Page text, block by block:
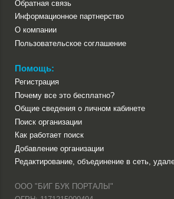
Обратная связь
Информационное партнерство
О компании
Пользовательское соглашение
Помощь:
Регистрация
Почему все это бесплатно?
Общие сведения о личном кабинете
Поиск организации
Как работает поиск
Добавление организации
Редактирование, объединение в сеть,
ООО "БИГ БУК ПОРТАЛЫ"